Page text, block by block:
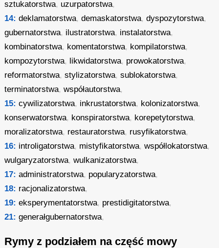
sztukatorstwa, uzurpatorstwa,
14: deklamatorstwa,demaskatorstwa,dyspozytorstwa,
gubernatorstwa, ilustratorstwa, instalatorstwa,
kombinatorstwa, komentatorstwa, kompilatorstwa,
kompozytorstwa, likwidatorstwa, prowokatorstwa,
reformatorstwa,stylizatorstwa,sublokatorstwa,
terminatorstwa,współautorstwa,
15: cywilizatorstwa, inkrustatorstwa, kolonizatorstwa,
konserwatorstwa, konspiratorstwa, korepetytorstwa,
moralizatorstwa, restauratorstwa, rusyfikatorstwa,
16: introligatorstwa, mistyfikatorstwa,współlokatorstwa,
wulgaryzatorstwa,wulkanizatorstwa,
17: administratorstwa, popularyzatorstwa,
18: racjonalizatorstwa,
19: eksperymentatorstwa, prestidigitatorstwa,
21: generałgubernatorstwa,
Rymy z podziałem na część mowy